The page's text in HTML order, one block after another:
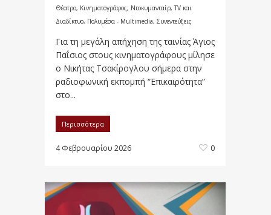
Θέατρο, Κινηματογράφος, Ντοκυμανταίρ, TV και
Διαδίκτυο, Πολυμέσα - Multimedia, Συνεντεύξεις
Για τη μεγάλη απήχηση της ταινίας Άγιος
Παΐσιος στους κινηματογράφους μίλησε
ο Νικήτας Τσακίρογλου σήμερα στην
ραδιοφωνική εκπομπή “Επικαιρότητα”
στο...
Περισσότερα
4 Φεβρουαρίου 2026 0